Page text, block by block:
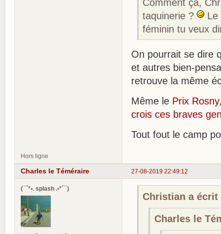
Comment ça,
taquinerie ?
Le
féminin tu veux
On pourrait se dire
et autres bien-
retrouve la même
Même le Prix Rosny
crois ces braves
Tout fout le camp
Hors ligne
27-08-2019 22:49:12
Charles le Téméraire
(¯`*•. splash .•*´¯)
Christian a écrit
Charles le